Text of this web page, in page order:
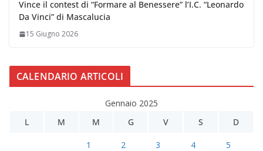
Vince il contest di “Formare al Benessere” l’I.C. “Leonardo
Da Vinci” di Mascalucia
15 Giugno 2026
CALENDARIO ARTICOLI
Gennaio 2025
L
M M G V S D
1 2 3 4 5